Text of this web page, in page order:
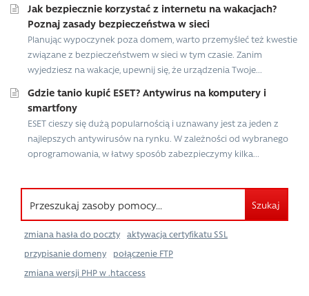
Jak bezpiecznie korzystać z internetu na wakacjach?
Poznaj zasady bezpieczeństwa w sieci
Planując wypoczynek poza domem, warto przemyśleć też kwestie
związane z bezpieczeństwem w sieci w tym czasie. Zanim
wyjedziesz na wakacje, upewnij się, że urządzenia Twoje...
Gdzie tanio kupić ESET? Antywirus na komputery i
smartfony
ESET cieszy się dużą popularnością i uznawany jest za jeden z
najlepszych antywirusów na rynku. W zależności od wybranego
oprogramowania, w łatwy sposób zabezpieczymy kilka...
Szukaj
zmiana hasła do poczty
aktywacja certyfikatu SSL
przypisanie domeny
połączenie FTP
zmiana wersji PHP w .htaccess